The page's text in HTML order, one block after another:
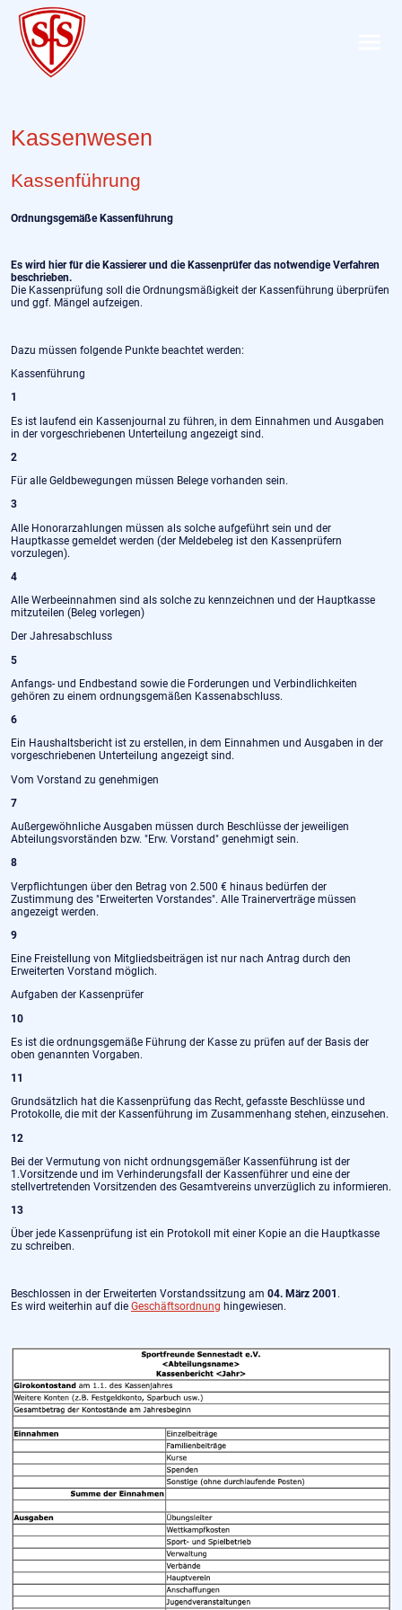
Kassenwesen
Kassenführung
Ordnungsgemäße Kassenführung
Es wird hier für die Kassierer und die Kassenprüfer das notwendige Verfahren
beschrieben.
Die Kassenprüfung soll die Ordnungsmäßigkeit der Kassenführung überprüfen
und ggf. Mängel aufzeigen.
Dazu müssen folgende Punkte beachtet werden:
Kassenführung
1
Es ist laufend ein Kassenjournal zu führen, in dem Einnahmen und Ausgaben
in der vorgeschriebenen Unterteilung angezeigt sind.
2
Für alle Geldbewegungen müssen Belege vorhanden sein.
3
Alle Honorarzahlungen müssen als solche aufgeführt sein und der
Hauptkasse gemeldet werden (der Meldebeleg ist den Kassenprüfern
vorzulegen).
4
Alle Werbeeinnahmen sind als solche zu kennzeichnen und der Hauptkasse
mitzuteilen (Beleg vorlegen)
Der Jahresabschluss
5
Anfangs- und Endbestand sowie die Forderungen und Verbindlichkeiten
gehören zu einem ordnungsgemäßen Kassenabschluss.
6
Ein Haushaltsbericht ist zu erstellen, in dem Einnahmen und Ausgaben in der
vorgeschriebenen Unterteilung angezeigt sind.
Vom Vorstand zu genehmigen
7
Außergewöhnliche Ausgaben müssen durch Beschlüsse der jeweiligen
Abteilungsvorständen bzw. "Erw. Vorstand" genehmigt sein.
8
Verpflichtungen über den Betrag von 2.500 € hinaus bedürfen der
Zustimmung des "Erweiterten Vorstandes". Alle Trainerverträge müssen
angezeigt werden.
9
Eine Freistellung von Mitgliedsbeiträgen ist nur nach Antrag durch den
Erweiterten Vorstand möglich.
Aufgaben der Kassenprüfer
10
Es ist die ordnungsgemäße Führung der Kasse zu prüfen auf der Basis der
oben genannten Vorgaben.
11
Grundsätzlich hat die Kassenprüfung das Recht, gefasste Beschlüsse und
Protokolle, die mit der Kassenführung im Zusammenhang stehen, einzusehen.
12
Bei der Vermutung von nicht ordnungsgemäßer Kassenführung ist der
1.Vorsitzende und im Verhinderungsfall der Kassenführer und eine der
stellvertretenden Vorsitzenden des Gesamtvereins unverzüglich zu informieren.
13
Über jede Kassenprüfung ist ein Protokoll mit einer Kopie an die Hauptkasse
zu schreiben.
Beschlossen in der Erweiterten Vorstandssitzung am 04. März 2001 .
Es wird weiterhin auf die Geschäftsordnung hingewiesen.